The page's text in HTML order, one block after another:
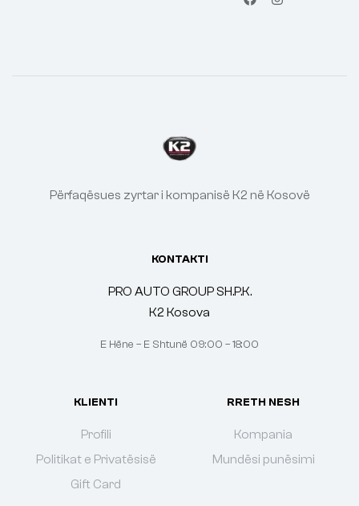
KONTAKTI
PRO AUTO GROUP SH.P.K.
K2 Kosova
E Hëne – E Shtunë 09:00 – 18:00
KLIENTI
Profili
Politikat e Privatësisë
Gift Card
RRETH NESH
Kompania
Mundësi punësimi
Përfaqësues zyrtar i kompanisë K2 në Kosovë